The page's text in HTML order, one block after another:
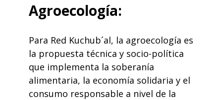
Agroecología:
Para Red Kuchub´al, la agroecología es
la propuesta técnica y socio-política
que implementa la soberanía
alimentaria, la economía solidaria y el
consumo responsable a nivel de la